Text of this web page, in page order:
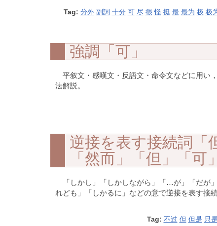
Tag: 分外 副詞 十分 可 尽 很 怪 挺 最 最为 极 极
強調「可」
平叙文・感嘆文・反語文・命令文などに用い
法解説。
逆接を表す接続詞「
「然而」「但」「可
「しかし」「しかしながら」「…が」「だ
れども」「しかるに」などの意で逆接を表す接続詞
Tag: 不过 但 但是 只是